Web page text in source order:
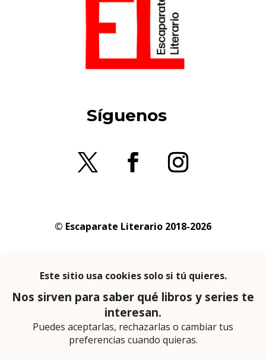
Síguenos
© Escaparate Literario 2018-2026
privacidad
En calidad de afiliado de Amazon obtengo
ingresos por las compras adscritas que